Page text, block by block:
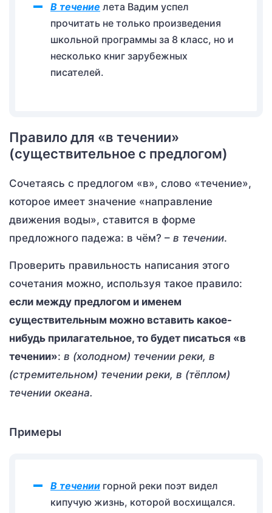
В течение лета Вадим успел
прочитать не только произведения
школьной программы за 8 класс, но и
несколько книг зарубежных
писателей.
Правило для «в течении»
(существительное с предлогом)
Сочетаясь с предлогом «в», слово «течение»,
которое имеет значение «направление
движения воды», ставится в форме
предложного падежа: в чём? – в течении.
Проверить правильность написания этого
сочетания можно, используя такое правило:
если между предлогом и именем
существительным можно вставить какое-
нибудь прилагательное, то будет писаться «в
течении»: в (холодном) течении реки, в
(стремительном) течении реки, в (тёплом)
течении океана.
Примеры
В течении горной реки поэт видел
кипучую жизнь, которой восхищался.